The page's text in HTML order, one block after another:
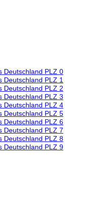
Deutschland PLZ 0
Deutschland PLZ 1
Deutschland PLZ 2
Deutschland PLZ 3
Deutschland PLZ 4
Deutschland PLZ 5
Deutschland PLZ 6
Deutschland PLZ 7
Deutschland PLZ 8
Deutschland PLZ 9